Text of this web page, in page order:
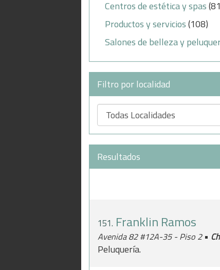
Centros de estética y spas
Productos y servicios(108)
Salones de belleza y
Filtro por localidad
Resultados
151. Franklin Ramos
Avenida 82 #12A-35 - Piso 2 •
Peluquería.